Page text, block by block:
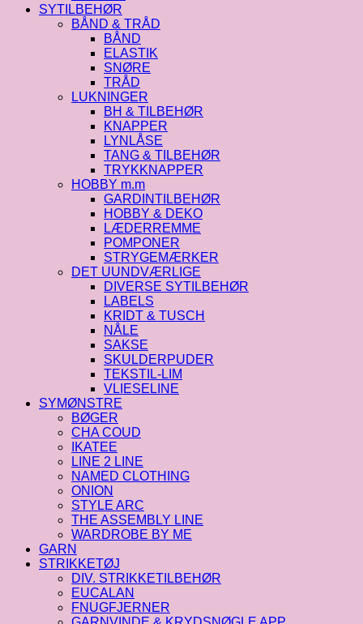
SYTILBEHØR
BÅND & TRÅD
BÅND
ELASTIK
SNØRE
TRÅD
LUKNINGER
BH & TILBEHØR
KNAPPER
LYNLÅSE
TANG & TILBEHØR
TRYKKNAPPER
HOBBY m.m
GARDINTILBEHØR
HOBBY & DEKO
LÆDERREMME
POMPONER
STRYGEMÆRKER
DET UUNDVÆRLIGE
DIVERSE SYTILBEHØR
LABELS
KRIDT & TUSCH
NÅLE
SAKSE
SKULDERPUDER
TEKSTIL-LIM
VLIESELINE
SYMØNSTRE
BØGER
CHA COUD
IKATEE
LINE 2 LINE
NAMED CLOTHING
ONION
STYLE ARC
THE ASSEMBLY LINE
WARDROBE BY ME
GARN
STRIKKETØJ
DIV. STRIKKETILBEHØR
EUCALAN
FNUGFJERNER